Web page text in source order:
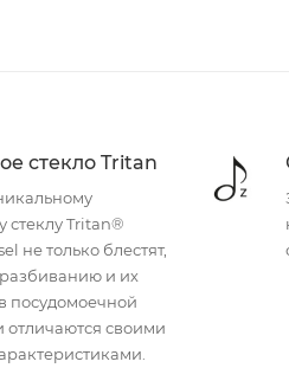
стекло Tritan
стеклу Tritan®
не только блестят,
и их
посудомоечной
своими